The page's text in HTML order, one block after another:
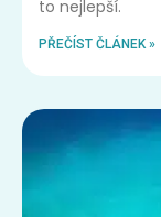
to nejlepší.
PŘEČÍST ČLÁNEK »